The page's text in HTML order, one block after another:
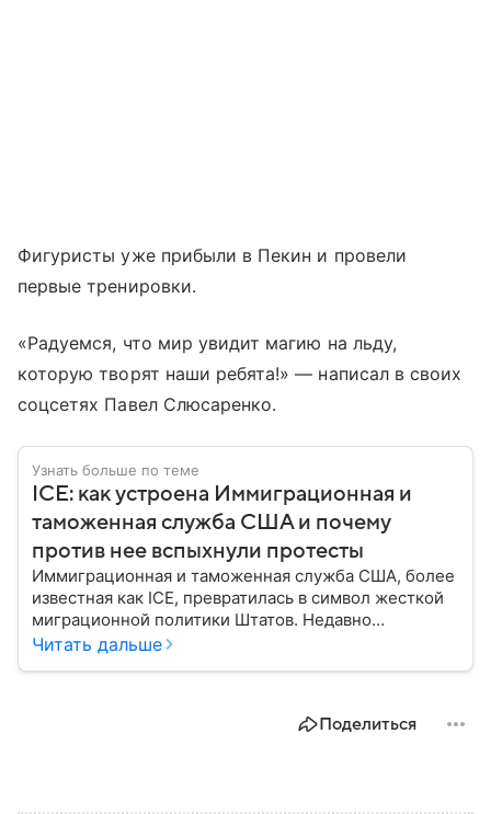
Фигуристы уже прибыли в Пекин и провели
первые тренировки.
«Радуемся, что мир увидит магию на льду,
которую творят наши ребята!» — написал в своих
соцсетях Павел Слюсаренко.
Узнать больше по теме
ICE: как устроена Иммиграционная и
таможенная служба США и почему
против нее вспыхнули протесты
Иммиграционная и таможенная служба США, более
известная как ICE, превратилась в символ жесткой
миграционной политики Штатов. Недавно
организация снова попала в эпицентр скандала. В
Читать дальше
Поделиться